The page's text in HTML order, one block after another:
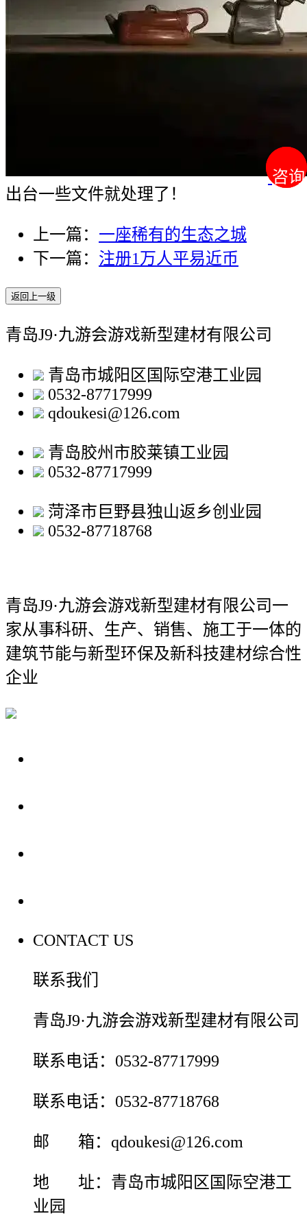
咨询
咨询
出台一些文件就处理了！
上一篇： 一座稀有的生态之城
下一篇： 注册1万人平易近币
返回上一级
青岛J9·九游会游戏新型建材有限公司
青岛市城阳区国际空港工业园
0532-87717999
qdoukesi@126.com
青岛胶州市胶莱镇工业园
0532-87717999
菏泽市巨野县独山返乡创业园
0532-87718768
青岛J9·九游会游戏新型建材有限公司一
家从事科研、生产、销售、施工于一体的
建筑节能与新型环保及新科技建材综合性
企业
CONTACT US
联系我们
青岛J9·九游会游戏新型建材有限公司
联系电话：0532-87717999
联系电话：0532-87718768
邮 箱：qdoukesi@126.com
地 址：青岛市城阳区国际空港工
业园